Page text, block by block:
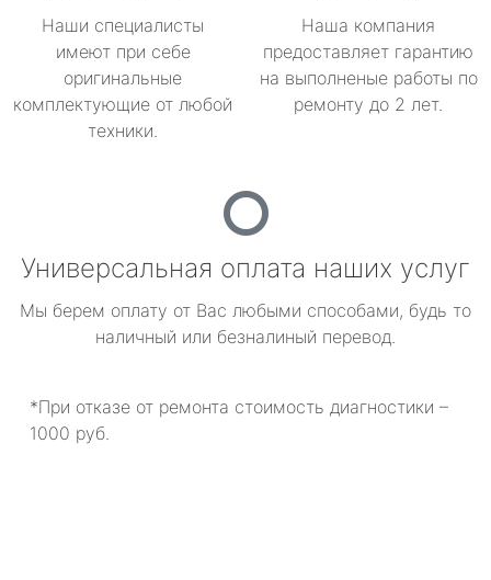
Наши специалисты
имеют при себе
оригинальные
комплектующие от любой
техники.
Наша компания
предоставляет гарантию
на выполненые работы по
ремонту до 2 лет.
Универсальная оплата наших услуг
Мы берем оплату от Вас любыми способами, будь то
наличный или безналиный перевод.
*При отказе от ремонта стоимость диагностики –
1000 руб.